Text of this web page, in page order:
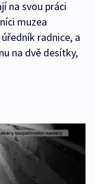
na svou práci
muzea
radnice, a
na dvě desítky,